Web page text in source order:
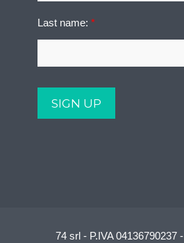
Last name:*
74 srl - P.IVA 04136790237 -